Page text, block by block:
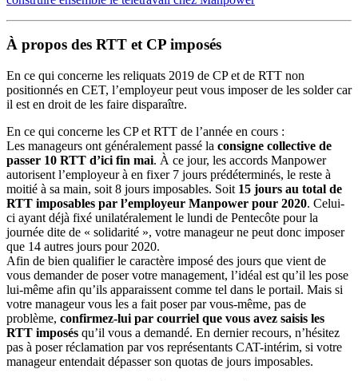
À propos des RTT et CP imposés
En ce qui concerne les reliquats 2019 de CP et de RTT non
positionnés en CET, l’employeur peut vous imposer de les solder car
il est en droit de les faire disparaître.
En ce qui concerne les CP et RTT de l’année en cours :
Les manageurs ont généralement passé la consigne collective de
passer 10 RTT d’ici fin mai. À ce jour, les accords Manpower
autorisent l’employeur à en fixer 7 jours prédéterminés, le reste à
moitié à sa main, soit 8 jours imposables. Soit 15 jours au total de
RTT imposables par l’employeur Manpower pour 2020. Celui-
ci ayant déjà fixé unilatéralement le lundi de Pentecôte pour la
journée dite de « solidarité », votre manageur ne peut donc imposer
que 14 autres jours pour 2020.
Afin de bien qualifier le caractère imposé des jours que vient de
vous demander de poser votre management, l’idéal est qu’il les pose
lui-même afin qu’ils apparaissent comme tel dans le portail. Mais si
votre manageur vous les a fait poser par vous-même, pas de
problème, confirmez-lui par courriel que vous avez saisis les
RTT imposés qu’il vous a demandé. En dernier recours, n’hésitez
pas à poser réclamation par vos représentants CAT-intérim, si votre
manageur entendait dépasser son quotas de jours imposables.